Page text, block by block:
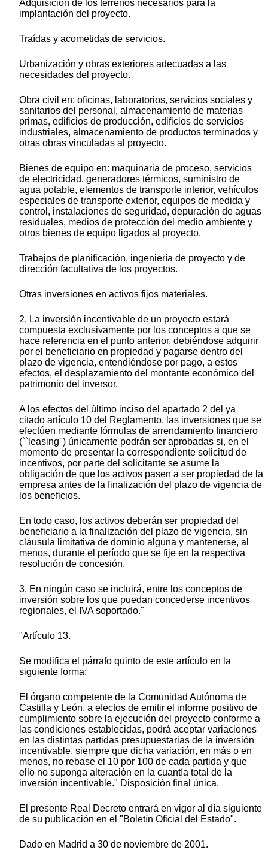
Adquisición de los terrenos necesarios para la
implantación del proyecto.
Traídas y acometidas de servicios.
Urbanización y obras exteriores adecuadas a las
necesidades del proyecto.
Obra civil en: oficinas, laboratorios, servicios sociales y
sanitarios del personal, almacenamiento de materias
primas, edificios de producción, edificios de servicios
industriales, almacenamiento de productos terminados y
otras obras vinculadas al proyecto.
Bienes de equipo en: maquinaria de proceso, servicios
de electricidad, generadores térmicos, suministro de
agua potable, elementos de transporte interior, vehículos
especiales de transporte exterior, equipos de medida y
control, instalaciones de seguridad, depuración de aguas
residuales, medios de protección del medio ambiente y
otros bienes de equipo ligados al proyecto.
Trabajos de planificación, ingeniería de proyecto y de
dirección facultativa de los proyectos.
Otras inversiones en activos fijos materiales.
2. La inversión incentivable de un proyecto estará
compuesta exclusivamente por los conceptos a que se
hace referencia en el punto anterior, debiéndose adquirir
por el beneficiario en propiedad y pagarse dentro del
plazo de vigencia, entendiéndose por pago, a estos
efectos, el desplazamiento del montante económico del
patrimonio del inversor.
A los efectos del último inciso del apartado 2 del ya
citado artículo 10 del Reglamento, las inversiones que se
efectúen mediante fórmulas de arrendamiento financiero
(``leasing'') únicamente podrán ser aprobadas si, en el
momento de presentar la correspondiente solicitud de
incentivos, por parte del solicitante se asume la
obligación de que los activos pasen a ser propiedad de la
empresa antes de la finalización del plazo de vigencia de
los beneficios.
En todo caso, los activos deberán ser propiedad del
beneficiario a la finalización del plazo de vigencia, sin
cláusula limitativa de dominio alguna y mantenerse, al
menos, durante el período que se fije en la respectiva
resolución de concesión.
3. En ningún caso se incluirá, entre los conceptos de
inversión sobre los que puedan concederse incentivos
regionales, el IVA soportado."
"Artículo 13.
Se modifica el párrafo quinto de este artículo en la
siguiente forma:
El órgano competente de la Comunidad Autónoma de
Castilla y León, a efectos de emitir el informe positivo de
cumplimiento sobre la ejecución del proyecto conforme a
las condiciones establecidas, podrá aceptar variaciones
en las distintas partidas presupuestarias de la inversión
incentivable, siempre que dicha variación, en más o en
menos, no rebase el 10 por 100 de cada partida y que
ello no suponga alteración en la cuantía total de la
inversión incentivable." Disposición final única.
El presente Real Decreto entrará en vigor al día siguiente
de su publicación en el "Boletín Oficial del Estado".
Dado en Madrid a 30 de noviembre de 2001.